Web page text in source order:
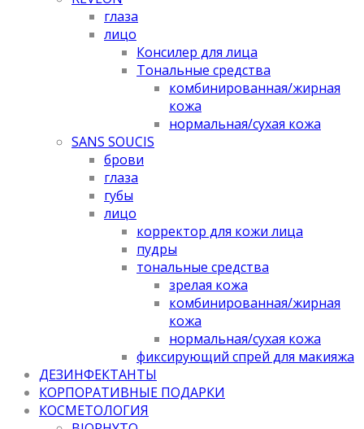
глаза
лицо
Консилер для лица
Тональные средства
комбинированная/жирная
кожа
нормальная/cухая кожа
SANS SOUCIS
брови
глаза
губы
лицо
корректор для кожи лица
пудры
тональные средства
зрелая кожа
комбинированная/жирная
кожа
нормальная/cухая кожа
фиксирующий спрей для макияжа
ДЕЗИНФЕКТАНТЫ
КОРПОРАТИВНЫЕ ПОДАРКИ
КОСМЕТОЛОГИЯ